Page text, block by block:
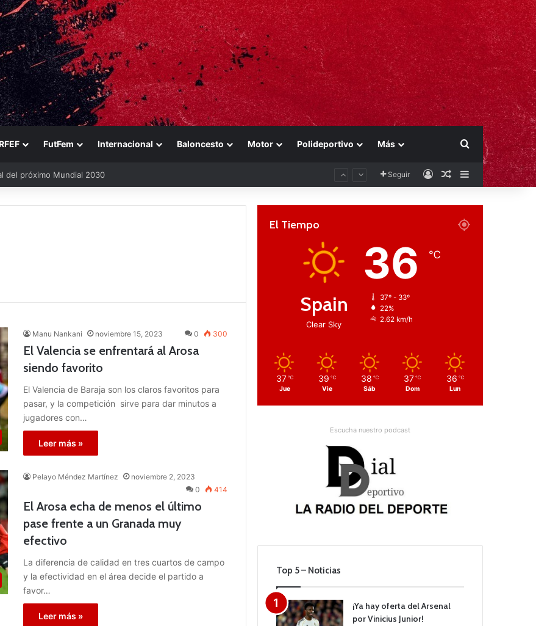
FutFem Internacional Baloncesto Motor Polideportivo Más Buscar por
del próximo Mundial 2030 Seguir AccesoPublicación al
Barra lateral
Manu Nankani noviembre 15, 2023 0 300
El Valencia se enfrentará al Arosa
siendo favorito
El Valencia de Baraja son los claros favoritos para
pasar, y la competición sirve para dar minutos a
jugadores con…
Leer más »
Pelayo Méndez Martínez
noviembre 2, 2023
0
414
El Arosa echa de menos el último
pase frente a un Granada muy
efectivo
La diferencia de calidad en tres cuartos de campo
y la efectividad en el área decide el partido a
favor…
Leer más »
El Tiempo
Spain
Clear Sky
36 ℃
37º - 33º
22%
2.62 km/h
37 ℃
Jue
39 ℃
Vie
38 ℃
Sáb
37 ℃
Dom
36 ℃
Lun
Escucha nuestro podcast
Top 5 – Noticias
¡Ya hay oferta del Arsenal
por Vinicius Junior!